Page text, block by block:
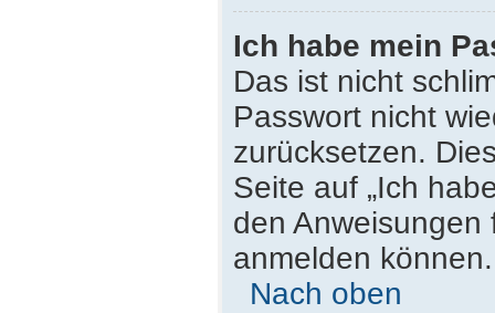
Ich habe mein
Das ist nicht
Passwort nicht
zurücksetzen.
Seite auf „Ich
den
anmelden können.
Nach oben